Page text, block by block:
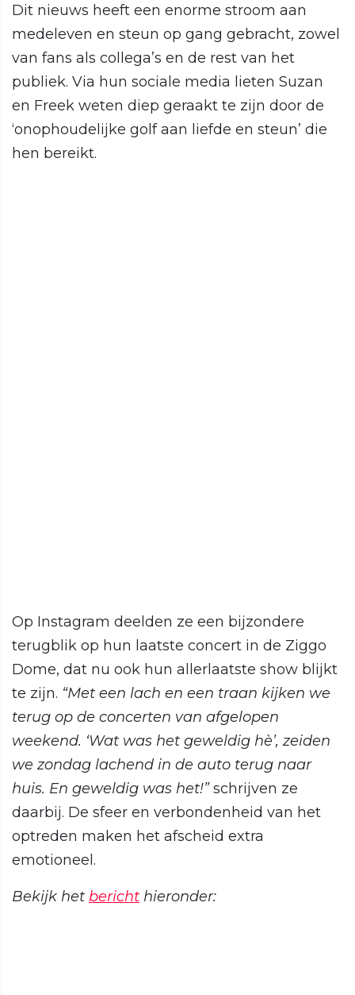
Dit nieuws heeft een enorme stroom aan
medeleven en steun op gang gebracht, zowel
van fans als collega’s en de rest van het
publiek. Via hun sociale media lieten Suzan
en Freek weten diep geraakt te zijn door de
‘onophoudelijke golf aan liefde en steun’ die
hen bereikt.
Op Instagram deelden ze een bijzondere
terugblik op hun laatste concert in de Ziggo
Dome, dat nu ook hun allerlaatste show blijkt
te zijn. “Met een lach en een traan kijken we
terug op de concerten van afgelopen
weekend. ‘Wat was het geweldig hè’, zeiden
we zondag lachend in de auto terug naar
huis. En geweldig was het!”schrijven ze
daarbij. De sfeer en verbondenheid van het
optreden maken het afscheid extra
emotioneel.
Bekijk het bericht hieronder: